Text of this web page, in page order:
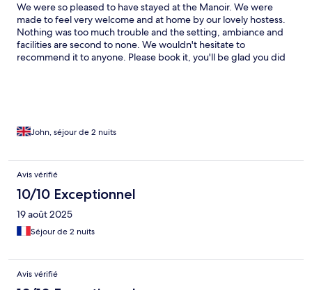
We were so pleased to have stayed at the Manoir. We were
made to feel very welcome and at home by our lovely hostess.
Nothing was too much trouble and the setting, ambiance and
facilities are second to none. We wouldn't hesitate to
recommend it to anyone. Please book it, you'll be glad you did
John, séjour de 2 nuits
Avis vérifié
10/10 Exceptionnel
19 août 2025
Séjour de 2 nuits
Avis vérifié